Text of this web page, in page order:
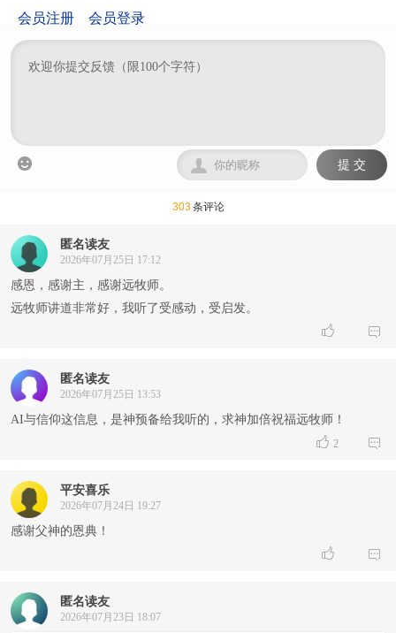
会员注册 会员登录
 提 交

303条评论
匿名读友
2026年07月25日 17:12
感恩，感谢主，感谢远牧师。
远牧师讲道非常好，我听了受感动，受启发。
 
匿名读友
2026年07月25日 13:53
AI与信仰这信息，是神预备给我听的，求神加倍祝福远牧师！
 2 
平安喜乐
2026年07月24日 19:27
感谢父神的恩典！
 
匿名读友
2026年07月23日 18:07